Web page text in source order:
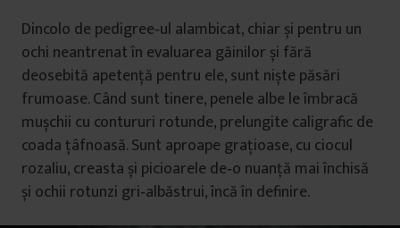
Dincolo de pedigree‑ul alambicat, chiar și pentru un
ochi neantrenat în evaluarea găinilor și fără
deosebită apetență pentru ele, sunt niște păsări
frumoase. Când sunt tinere, penele albe le îmbracă
mușchii cu contururi rotunde, prelungite caligrafic de
coada țâfnoasă. Sunt aproape grațioase, cu ciocul
rozaliu, creasta și picioarele de‑o nuanță mai închisă
și ochii rotunzi gri‑albăstrui, încă în definire.